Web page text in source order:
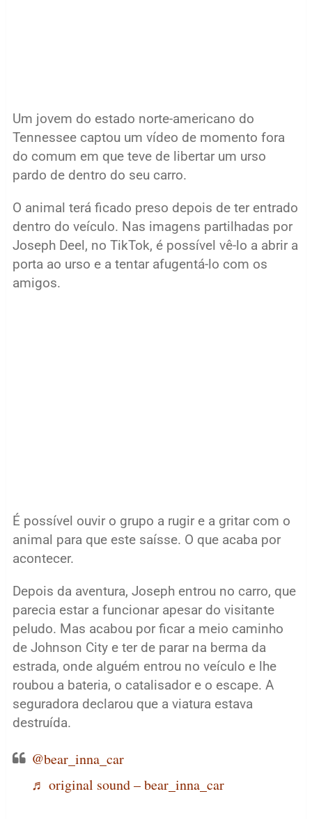
Um jovem do estado norte-americano do
Tennessee captou um vídeo de momento fora
do comum em que teve de libertar um urso
pardo de dentro do seu carro.
O animal terá ficado preso depois de ter entrado
dentro do veículo. Nas imagens partilhadas por
Joseph Deel, no TikTok, é possível vê-lo a abrir a
porta ao urso e a tentar afugentá-lo com os
amigos.
É possível ouvir o grupo a rugir e a gritar com o
animal para que este saísse. O que acaba por
acontecer.
Depois da aventura, Joseph entrou no carro, que
parecia estar a funcionar apesar do visitante
peludo. Mas acabou por ficar a meio caminho
de Johnson City e ter de parar na berma da
estrada, onde alguém entrou no veículo e lhe
roubou a bateria, o catalisador e o escape. A
seguradora declarou que a viatura estava
destruída.
@bear_inna_car
♬ original sound – bear_inna_car